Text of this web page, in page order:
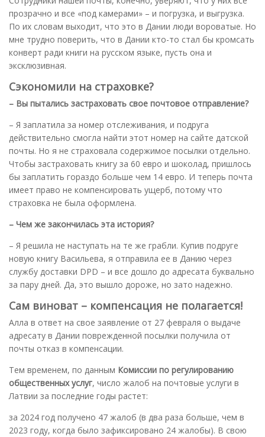
прозрачно и все «под камерами» – и погрузка, и выгрузка.
По их словам выходит, что это в Дании люди вороватые. Но
мне трудно поверить, что в Дании кто-то стал бы кромсать
конверт ради книги на русском языке, пусть она и
эксклюзивная.
Сэкономили на страховке?
– Вы пытались застраховать свое почтовое отправление?
– Я заплатила за номер отслеживания, и подруга
действительно смогла найти этот номер на сайте датской
почты. Но я не страховала содержимое посылки отдельно.
Чтобы застраховать книгу за 60 евро и шоколад, пришлось
бы заплатить гораздо больше чем 14 евро. И теперь почта
имеет право не компенсировать ущерб, потому что
страховка не была оформлена.
– Чем же закончилась эта история?
– Я решила не наступать на те же грабли. Купив подруге
новую книгу Васильева, я отправила ее в Данию через
службу доставки DPD – и все дошло до адресата буквально
за пару дней. Да, это вышло дороже, но зато надежно.
Сам виноват – компенсация не полагается!
Алла в ответ на свое заявление от 27 февраля о выдаче
адресату в Дании поврежденной посылки получила от
почты отказ в компенсации.
Тем временем, по данным Комиссии по регулированию
общественных услуг, число жалоб на почтовые услуги в
Латвии за последние годы растет:
за 2024 год получено 47 жалоб (в два раза больше, чем в
2023 году, когда было зафиксировано 24 жалобы). В свою